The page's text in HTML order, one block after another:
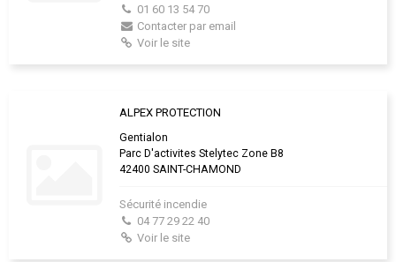
01 60 13 54 70
Contacter par email
Voir le site
ALPEX PROTECTION
Gentialon
Parc D'activites Stelytec Zone B8
42400 SAINT-CHAMOND
Sécurité incendie
04 77 29 22 40
Voir le site